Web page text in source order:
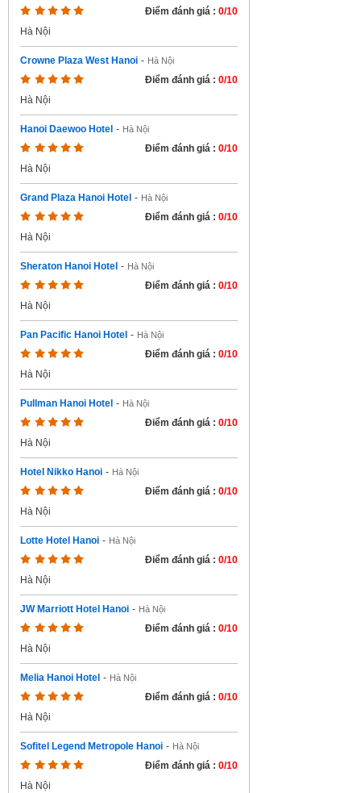
Điểm đánh giá : 0/10
Hà Nội
Crowne Plaza West Hanoi - Hà Nội
Điểm đánh giá : 0/10
Hà Nội
Hanoi Daewoo Hotel - Hà Nội
Điểm đánh giá : 0/10
Hà Nội
Grand Plaza Hanoi Hotel - Hà Nội
Điểm đánh giá : 0/10
Hà Nội
Sheraton Hanoi Hotel - Hà Nội
Điểm đánh giá : 0/10
Hà Nội
Pan Pacific Hanoi Hotel - Hà Nội
Điểm đánh giá : 0/10
Hà Nội
Pullman Hanoi Hotel - Hà Nội
Điểm đánh giá : 0/10
Hà Nội
Hotel Nikko Hanoi - Hà Nội
Điểm đánh giá : 0/10
Hà Nội
Lotte Hotel Hanoi - Hà Nội
Điểm đánh giá : 0/10
Hà Nội
JW Marriott Hotel Hanoi - Hà Nội
Điểm đánh giá : 0/10
Hà Nội
Melia Hanoi Hotel - Hà Nội
Điểm đánh giá : 0/10
Hà Nội
Sofitel Legend Metropole Hanoi - Hà Nội
Điểm đánh giá : 0/10
Hà Nội